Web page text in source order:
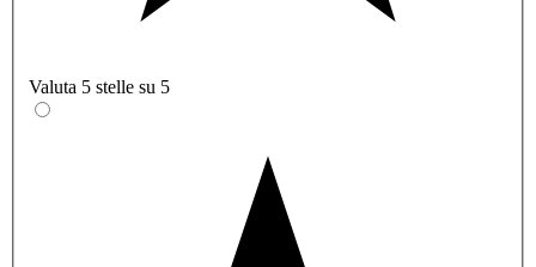
Valuta 5 stelle su 5